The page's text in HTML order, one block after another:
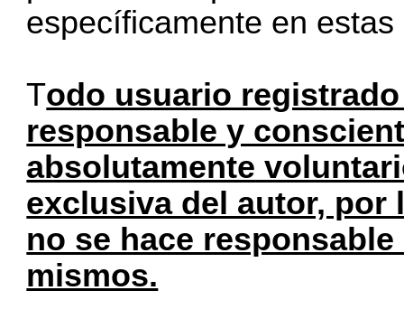
específicamente en estas
Todo usuario
responsable y
absolutamente
exclusiva del autor, por
no se hace
mismos.